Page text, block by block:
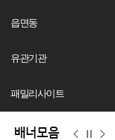
읍면동
유관기관
패밀리사이트
배너모음